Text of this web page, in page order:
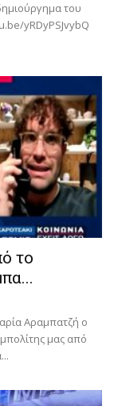
του
yRDyPSJvybQ
το
Αραμπατζή ο
μας από